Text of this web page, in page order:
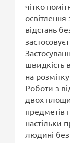
чітко
відстань
швидкість
на
Роботи з
двох
предметів
настільки
людині